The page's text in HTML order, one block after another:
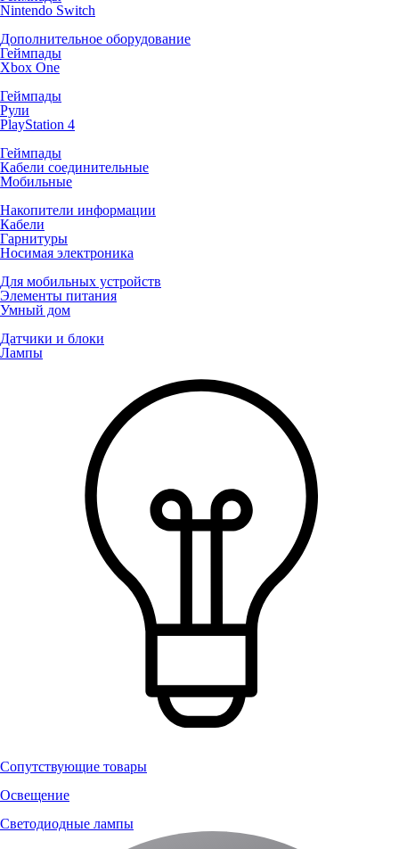
Nintendo Switch
Дополнительное оборудование
Геймпады
Xbox One
Геймпады
Рули
PlayStation 4
Геймпады
Кабели соединительные
Мобильные
Накопители информации
Кабели
Гарнитуры
Носимая электроника
Для мобильных устройств
Элементы питания
Умный дом
Датчики и блоки
Лампы
Сопутствующие товары
Освещение
Светодиодные лампы